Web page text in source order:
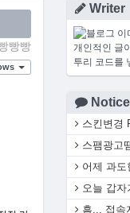
빵빵
Writer
개인적인 글
투리 코드를
Notice
스킨변경
스팸광고
어제 과도
오늘 갑자
흠... 접속